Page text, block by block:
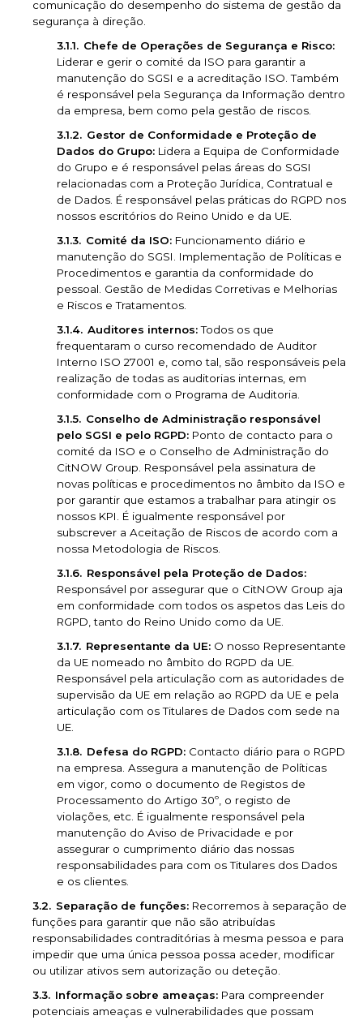
comunicação do desempenho do sistema de gestão da
segurança à direção.
Chefe de Operações de Segurança e Risco:
Liderar e gerir o comité da ISO para garantir a
manutenção do SGSI e a acreditação ISO. Também
é responsável pela Segurança da Informação dentro
da empresa, bem como pela gestão de riscos.
Gestor de Conformidade e Proteção de
Dados do Grupo: Lidera a Equipa de Conformidade
do Grupo e é responsável pelas áreas do SGSI
relacionadas com a Proteção Jurídica, Contratual e
de Dados. É responsável pelas práticas do RGPD nos
nossos escritórios do Reino Unido e da UE.
Comité da ISO: Funcionamento diário e
manutenção do SGSI. Implementação de Políticas e
Procedimentos e garantia da conformidade do
pessoal. Gestão de Medidas Corretivas e Melhorias
e Riscos e Tratamentos.
Auditores internos:Todos os que
frequentaram o curso recomendado de Auditor
Interno ISO 27001 e, como tal, são responsáveis pela
realização de todas as auditorias internas, em
conformidade com o Programa de Auditoria.
Conselho de Administração responsável
pelo SGSI e pelo RGPD: Ponto de contacto para o
comité da ISO e o Conselho de Administração do
CitNOW Group. Responsável pela assinatura de
novas políticas e procedimentos no âmbito da ISO e
por garantir que estamos a trabalhar para atingir os
nossos KPI. É igualmente responsável por
subscrever a Aceitação de Riscos de acordo com a
nossa Metodologia de Riscos.
Responsável pela Proteção de Dados:
Responsável por assegurar que o CitNOW Group aja
em conformidade com todos os aspetos das Leis do
RGPD, tanto do Reino Unido como da UE.
Representante da UE: O nosso Representante
da UE nomeado no âmbito do RGPD da UE.
Responsável pela articulação com as autoridades de
supervisão da UE em relação ao RGPD da UE e pela
articulação com os Titulares de Dados com sede na
UE.
Defesa do RGPD: Contacto diário para o RGPD
na empresa. Assegura a manutenção de Políticas
em vigor, como o documento de Registos de
Processamento do Artigo 30º, o registo de
violações, etc. É igualmente responsável pela
manutenção do Aviso de Privacidade e por
assegurar o cumprimento diário das nossas
responsabilidades para com os Titulares dos Dados
e os clientes.
Separação de funções: Recorremos à separação de
funções para garantir que não são atribuídas
responsabilidades contraditórias à mesma pessoa e para
impedir que uma única pessoa possa aceder, modificar
ou utilizar ativos sem autorização ou deteção.
Informação sobre ameaças: Para compreender
potenciais ameaças e vulnerabilidades que possam